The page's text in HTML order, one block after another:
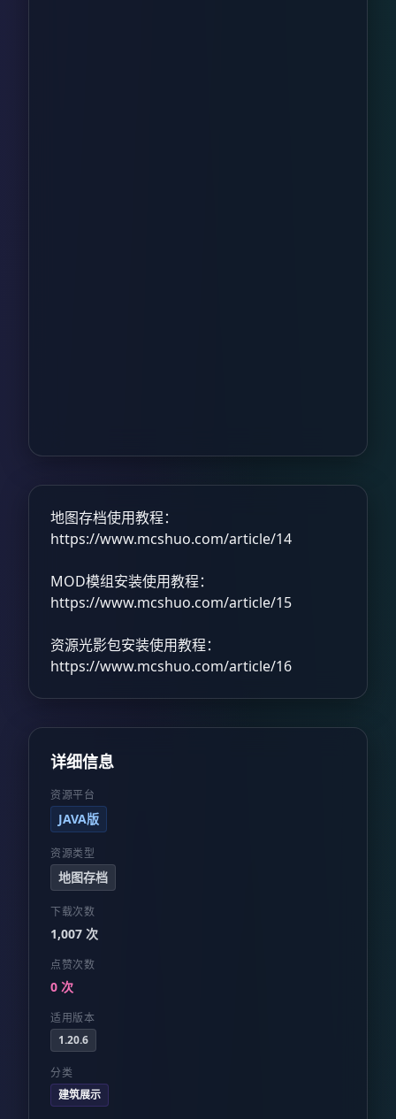
地图存档使用教程：
https://www.mcshuo.com/article/14
MOD模组安装使用教程：
https://www.mcshuo.com/article/15
资源光影包安装使用教程：
https://www.mcshuo.com/article/16
详细信息
资源平台
JAVA版
资源类型
地图存档
下载次数
1,007 次
点赞次数
0 次
适用版本
1.20.6
分类
建筑展示